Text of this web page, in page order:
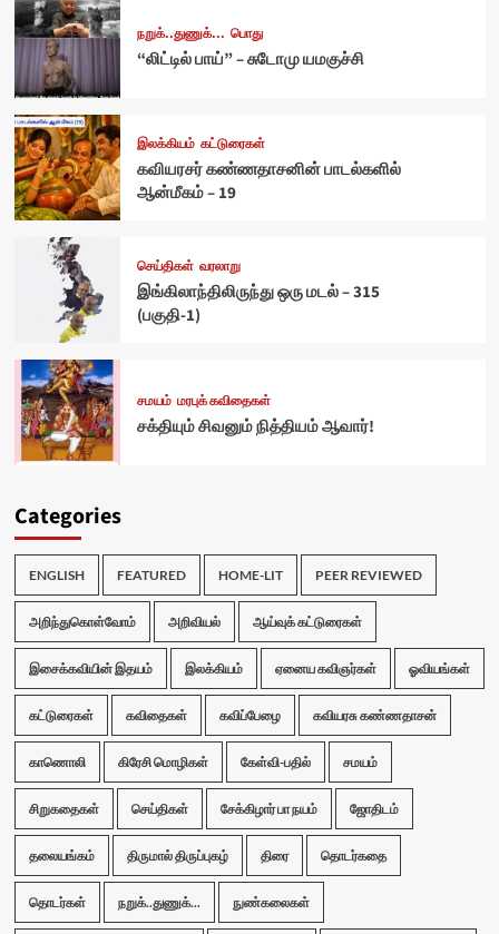
நறுக்..துணுக்... பொது
“லிட்டில் பாய்” – சுடோமு யமகுச்சி
இலக்கியம் கட்டுரைகள்
கவியரசர் கண்ணதாசனின் பாடல்களில்
ஆன்மீகம் – 19
செய்திகள் வரலாறு
இங்கிலாந்திலிருந்து ஒரு மடல் – 315
(பகுதி-1)
சமயம் மரபுக் கவிதைகள்
சக்தியும் சிவனும் நித்தியம் ஆவார்!
Categories
ENGLISH FEATURED HOME-LIT PEER REVIEWED
அறிந்துகொள்வோம் அறிவியல் ஆய்வுக் கட்டுரைகள்
இசைக்கவியின் இதயம் இலக்கியம் ஏனைய கவிஞர்கள் ஓவியங்கள்
கட்டுரைகள் கவிதைகள் கவிப்பேழை கவியரசு கண்ணதாசன்
காணொலி கிரேசி மொழிகள் கேள்வி-பதில் சமயம்
சிறுகதைகள் செய்திகள் சேக்கிழார் பா நயம் ஜோதிடம்
தலையங்கம் திருமால் திருப்புகழ் திரை தொடர்கதை
தொடர்கள் நறுக்..துணுக்... நுண்கலைகள்